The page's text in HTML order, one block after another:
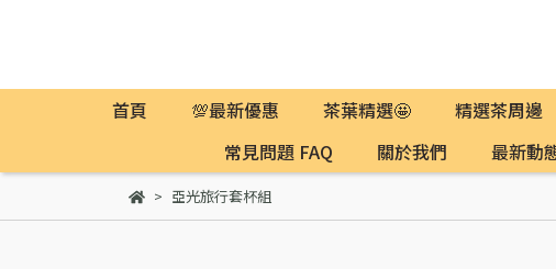
首頁 💯最新優惠 茶葉精選🤩 精選茶周邊
常見問題 FAQ
關於我們 最新動
亞光旅行套杯組